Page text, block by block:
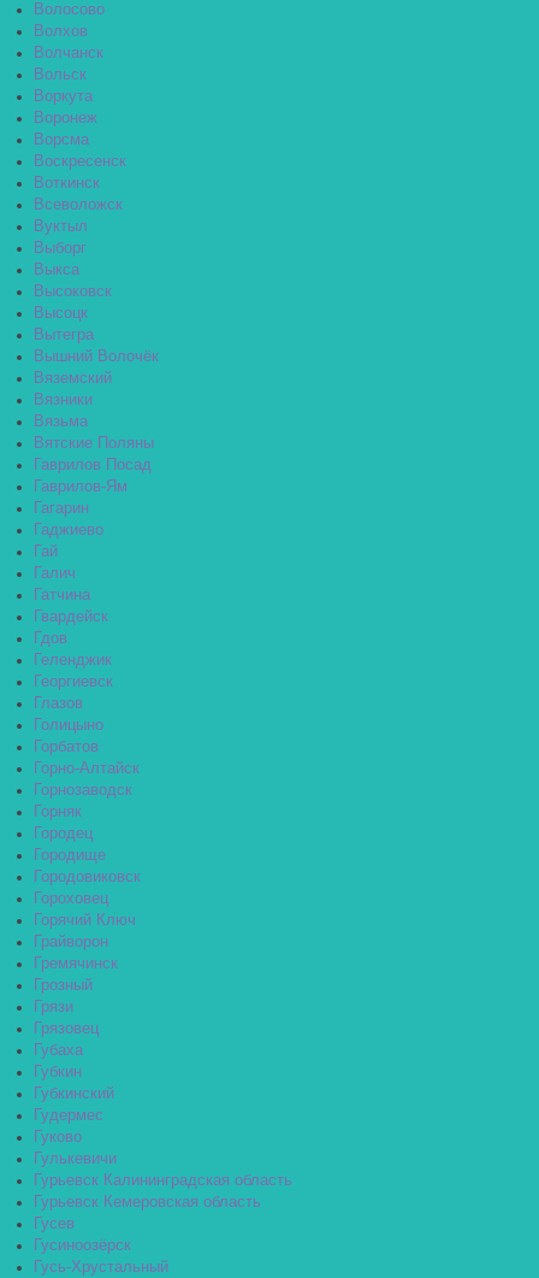
Волосово
Волхов
Волчанск
Вольск
Воркута
Воронеж
Ворсма
Воскресенск
Воткинск
Всеволожск
Вуктыл
Выборг
Выкса
Высоковск
Высоцк
Вытегра
Вышний Волочёк
Вяземский
Вязники
Вязьма
Вятские Поляны
Гаврилов Посад
Гаврилов-Ям
Гагарин
Гаджиево
Гай
Галич
Гатчина
Гвардейск
Гдов
Геленджик
Георгиевск
Глазов
Голицыно
Горбатов
Горно-Алтайск
Горнозаводск
Горняк
Городец
Городище
Городовиковск
Гороховец
Горячий Ключ
Грайворон
Гремячинск
Грозный
Грязи
Грязовец
Губаха
Губкин
Губкинский
Гудермес
Гуково
Гулькевичи
Гурьевск Калининградская область
Гурьевск Кемеровская область
Гусев
Гусиноозёрск
Гусь-Хрустальный